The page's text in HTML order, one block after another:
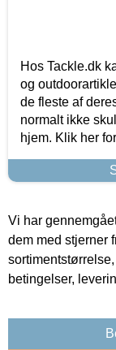
Hos Tackle.dk
og
de fleste af
normalt ikke
hjem. Klik her
Vi har
dem med stjerner
betingelser,